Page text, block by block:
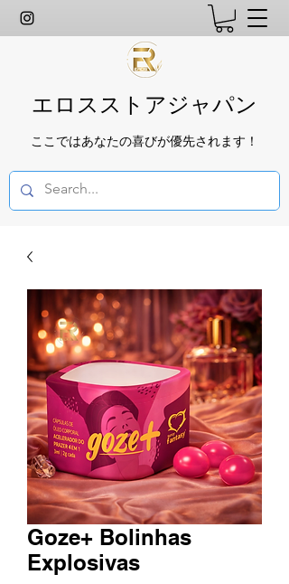
エロスストアジャパン
ここではあなたの喜びが優先されます！
Goze+ Bolinhas
Explosivas